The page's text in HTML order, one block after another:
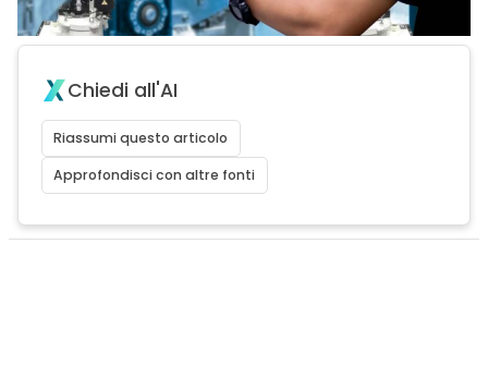
Chiedi all'AI
Riassumi questo articolo
Approfondisci con altre fonti